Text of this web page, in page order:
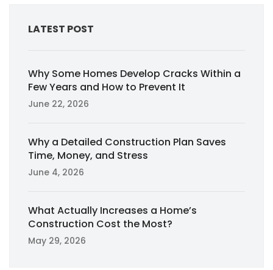
LATEST POST
Why Some Homes Develop Cracks Within a
Few Years and How to Prevent It
June 22, 2026
Why a Detailed Construction Plan Saves
Time, Money, and Stress
June 4, 2026
What Actually Increases a Home’s
Construction Cost the Most?
May 29, 2026